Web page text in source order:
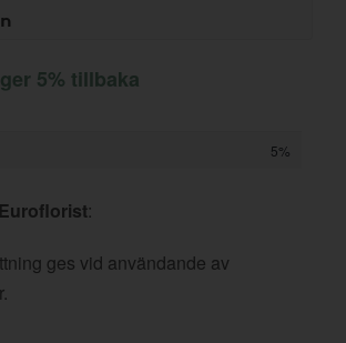
5% tillbaka
5%
:
ges vid användande av